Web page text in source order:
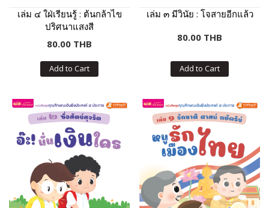
เล่ม ๔ ใฝ่เรียนรู้ : ต้นกล้าไข
ปริศนาแสงสี
80.00 THB
Add to Cart
เล่ม ๓ มีวินัย : โจสายอีกแล้ว
80.00 THB
Add to Cart